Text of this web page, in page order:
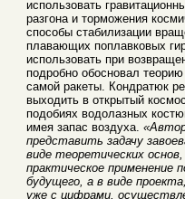
использовать
разгона и торможения
способы стабилизации
плавающих поплавковых
использовать при
подробно обосновал
самой ракеты. Кондратюк
выходить в открытый
подобиях водолазных
имея запас воздуха.
представить задачу
виде теоретических
практическое применение
будущего, а в виде
уже с цифрами,